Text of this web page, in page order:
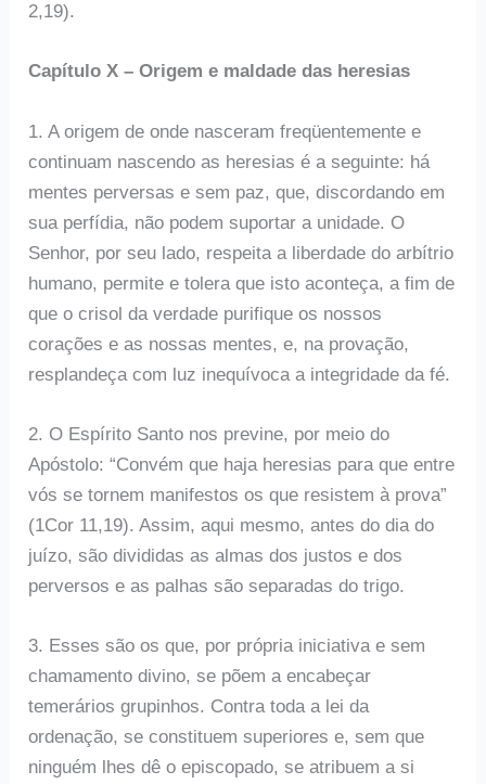
2,19).
Capítulo X – Origem e maldade das heresias
1. A origem de onde nasceram freqüentemente e
continuam nascendo as heresias é a seguinte: há
mentes perversas e sem paz, que, discordando em
sua perfídia, não podem suportar a unidade. O
Senhor, por seu lado, respeita a liberdade do arbítrio
humano, permite e tolera que isto aconteça, a fim de
que o crisol da verdade purifique os nossos
corações e as nossas mentes, e, na provação,
resplandeça com luz inequívoca a integridade da fé.
2. O Espírito Santo nos previne, por meio do
Apóstolo: “Convém que haja heresias para que entre
vós se tornem manifestos os que resistem à prova”
(1Cor 11,19). Assim, aqui mesmo, antes do dia do
juízo, são divididas as almas dos justos e dos
perversos e as palhas são separadas do trigo.
3. Esses são os que, por própria iniciativa e sem
chamamento divino, se põem a encabeçar
temerários grupinhos. Contra toda a lei da
ordenação, se constituem superiores e, sem que
ninguém lhes dê o episcopado, se atribuem a si